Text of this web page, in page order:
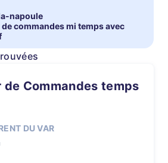
napoule
commandes mi temps avec
DU VAR